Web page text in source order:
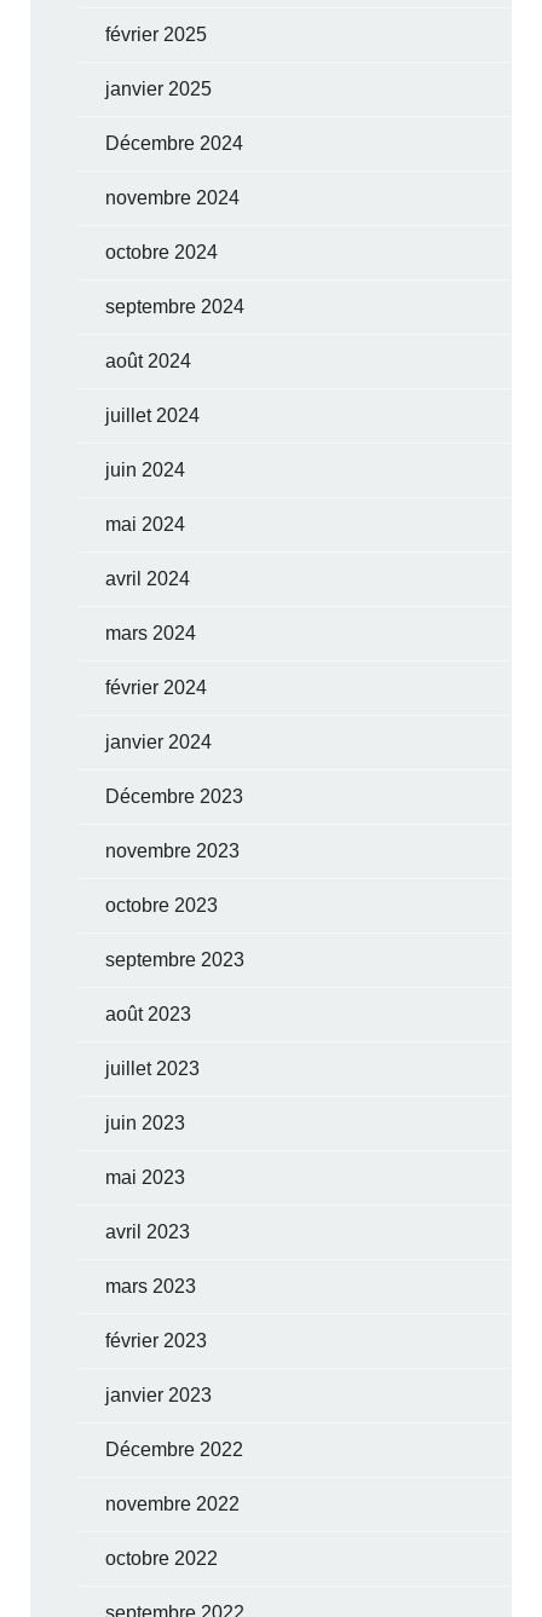
février 2025
janvier 2025
Décembre 2024
novembre 2024
octobre 2024
septembre 2024
août 2024
juillet 2024
juin 2024
mai 2024
avril 2024
mars 2024
février 2024
janvier 2024
Décembre 2023
novembre 2023
octobre 2023
septembre 2023
août 2023
juillet 2023
juin 2023
mai 2023
avril 2023
mars 2023
février 2023
janvier 2023
Décembre 2022
novembre 2022
octobre 2022
septembre 2022